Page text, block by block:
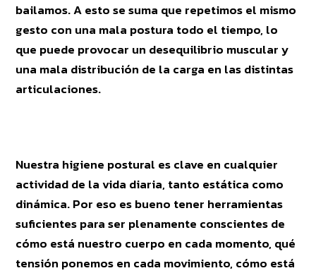
bailamos. A esto se suma que repetimos el mismo
gesto con una mala postura todo el tiempo, lo
que puede provocar un desequilibrio muscular y
una mala distribución de la carga en las distintas
articulaciones.
Nuestra higiene postural es clave en cualquier
actividad de la vida diaria, tanto estática como
dinámica. Por eso es bueno tener herramientas
suficientes para ser plenamente conscientes de
cómo está nuestro cuerpo en cada momento, qué
tensión ponemos en cada movimiento, cómo está